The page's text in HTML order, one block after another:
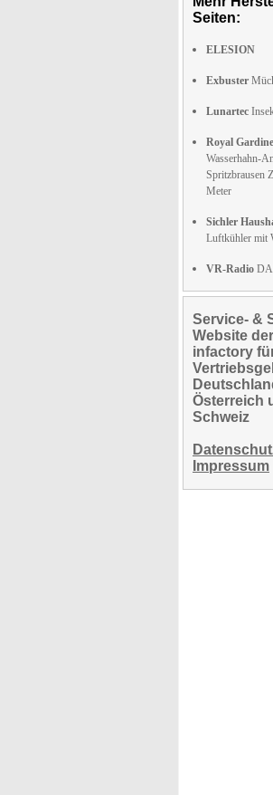
Seiten:
ELESION
Exbuster
Lunartec
Royal
Wasserhahn-
Spritzbrausen
Meter
Sichler
Luftkühler mit
VR-Radio
Service- &
Website
infactory
Österreich
Schweiz
Impressum